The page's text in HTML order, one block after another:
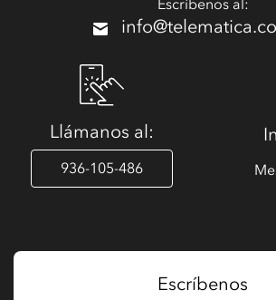
Escríbenos al:
Llámanos al:
936-105-486
Escríbenos